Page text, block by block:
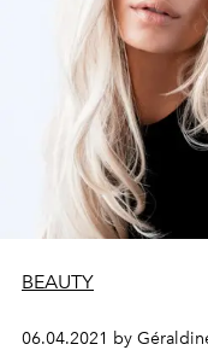
BEAUTY
06.04.2021 by